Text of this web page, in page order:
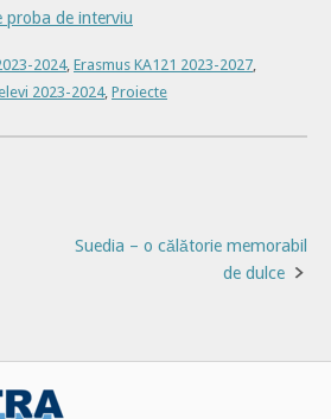
proba de interviu
2024, Erasmus KA121 2023-2027,
2023-2024, Proiecte
Suedia – o călătorie memorabil
de dulce